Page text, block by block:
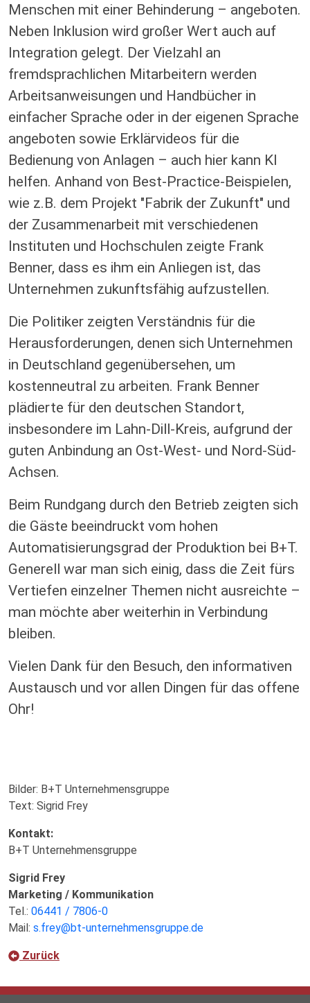
Menschen mit einer Behinderung – angeboten.
Neben Inklusion wird großer Wert auch auf
Integration gelegt. Der Vielzahl an
fremdsprachlichen Mitarbeitern werden
Arbeitsanweisungen und Handbücher in
einfacher Sprache oder in der eigenen Sprache
angeboten sowie Erklärvideos für die
Bedienung von Anlagen – auch hier kann KI
helfen. Anhand von Best-Practice-Beispielen,
wie z.B. dem Projekt "Fabrik der Zukunft" und
der Zusammenarbeit mit verschiedenen
Instituten und Hochschulen zeigte Frank
Benner, dass es ihm ein Anliegen ist, das
Unternehmen zukunftsfähig aufzustellen.
Die Politiker zeigten Verständnis für die
Herausforderungen, denen sich Unternehmen
in Deutschland gegenübersehen, um
kostenneutral zu arbeiten. Frank Benner
plädierte für den deutschen Standort,
insbesondere im Lahn-Dill-Kreis, aufgrund der
guten Anbindung an Ost-West- und Nord-Süd-
Achsen.
Beim Rundgang durch den Betrieb zeigten sich
die Gäste beeindruckt vom hohen
Automatisierungsgrad der Produktion bei B+T.
Generell war man sich einig, dass die Zeit fürs
Vertiefen einzelner Themen nicht ausreichte –
man möchte aber weiterhin in Verbindung
bleiben.
Vielen Dank für den Besuch, den informativen
Austausch und vor allen Dingen für das offene
Ohr!
Bilder: B+T Unternehmensgruppe
Text: Sigrid Frey
Kontakt:
B+T Unternehmensgruppe
Sigrid Frey
Marketing / Kommunikation
Tel.: 06441 / 7806-0
Mail: s.frey@bt-unternehmensgruppe.de
Zurück